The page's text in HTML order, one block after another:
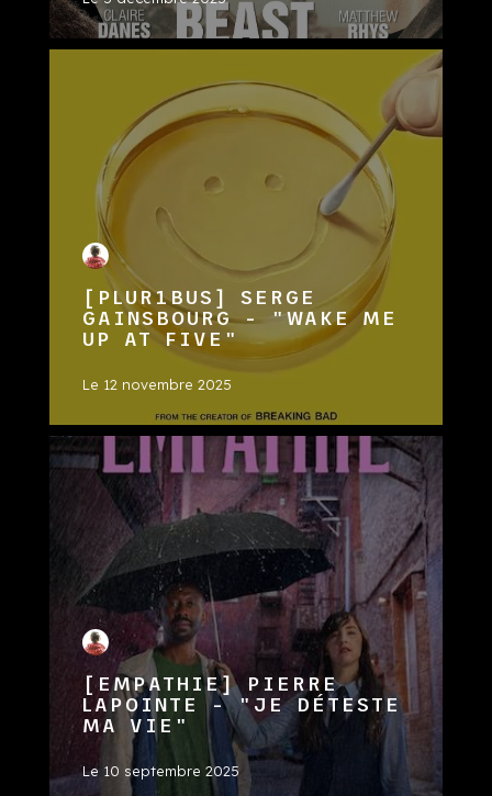
[PLUR1BUS] SERGE
GAINSBOURG - "WAKE ME
UP AT FIVE"
Le 12 novembre 2025
[EMPATHIE] PIERRE
LAPOINTE - "JE DÉTESTE
MA VIE"
Le 10 septembre 2025